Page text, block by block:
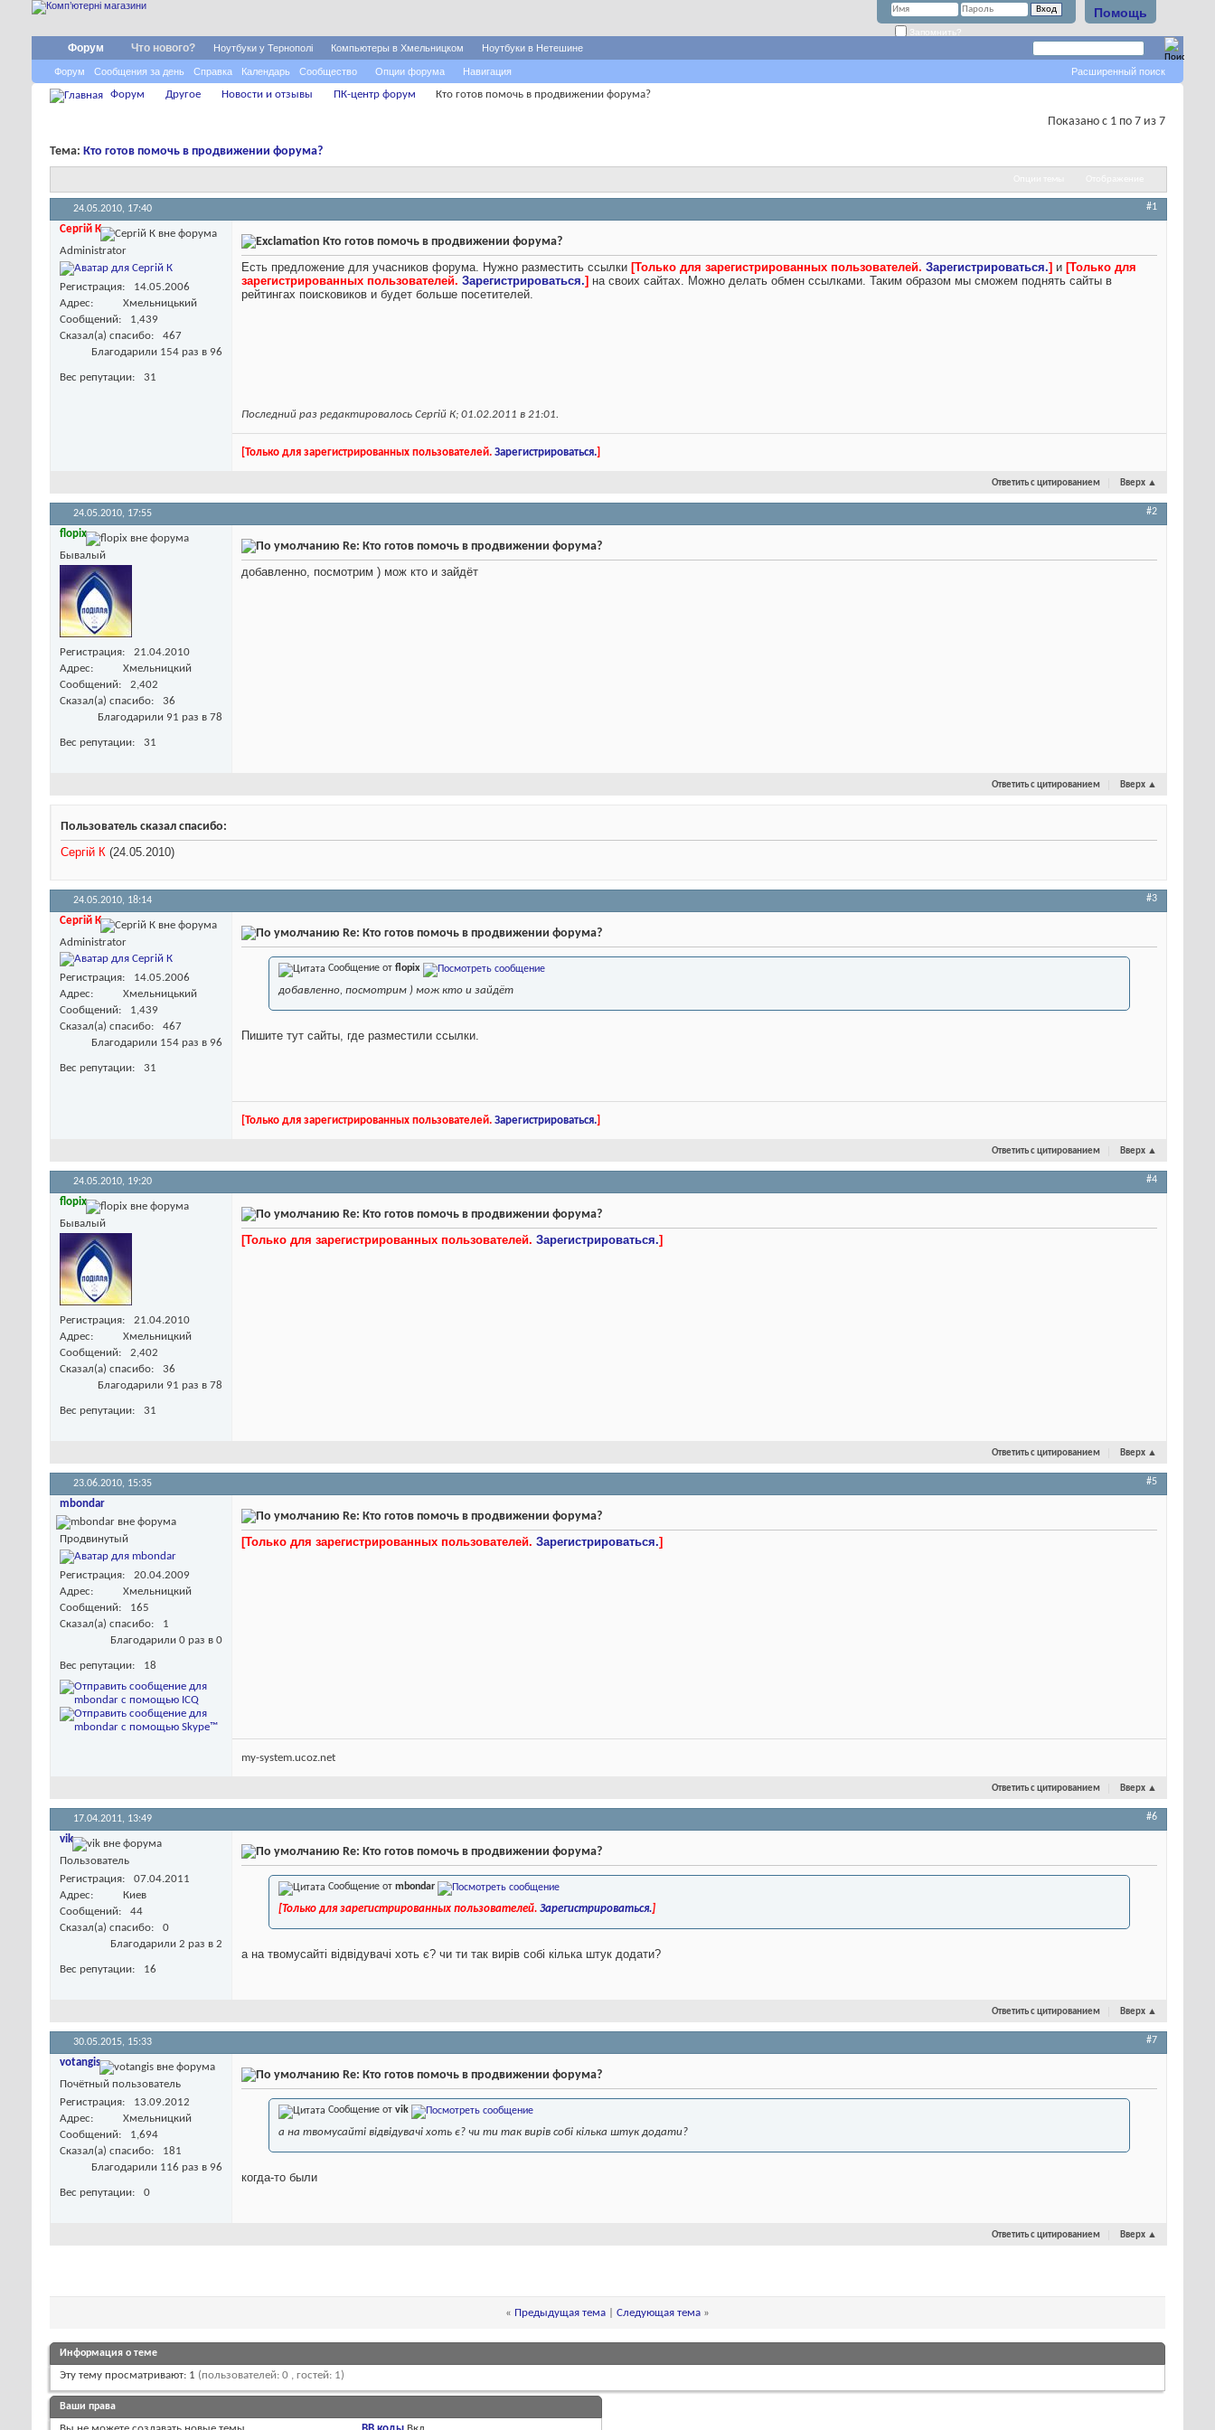
Помощь
Запомнить?
Форум
Форум Сообщения за день Справка Календарь Сообщество Опции форума Навигация
Что нового? Ноутбуки у Тернополі Компьютеры в Хмельницком Ноутбуки в Нетешине
Расширенный поиск
Форум Другое Новости и отзывы ПК-центр форум Кто готов помочь в продвижении форума?
Показано с 1 по 7 из 7
Тема: Кто готов помочь в продвижении форума?
24.05.2010, 17:40 #1
Сергій К
Administrator
Регистрация
14.05.2006
Адрес
Хмельницький
Сообщений
1,439
Сказал(а) спасибо
467
Благодарили 154 раз в 96
Вес репутации 31
Кто готов помочь в продвижении форума?
Есть предложение для учасников форума. Нужно разместить ссылки [Только для зарегистрированных пользователей. Зарегистрироваться.] и [Только для
зарегистрированных пользователей. Зарегистрироваться.] на своих сайтах. Можно делать обмен ссылками. Таким образом мы сможем поднять сайты в
рейтингах поисковиков и будет больше посетителей.
Последний раз редактировалось Сергій К; 01.02.2011 в 21:01.
[Только для зарегистрированных пользователей. Зарегистрироваться.]
Ответить с цитированием Вверх ▲
24.05.2010, 17:55 #2
flopix
Бывалый
Регистрация
21.04.2010
Адрес
Хмельницкий
Сообщений
2,402
Сказал(а) спасибо
36
Благодарили 91 раз в 78
Вес репутации 31
Re: Кто готов помочь в продвижении форума?
добавленно, посмотрим ) мож кто и зайдёт
Ответить с цитированием Вверх ▲
Пользователь сказал cпасибо:
Сергій К (24.05.2010)
24.05.2010, 18:14 #3
Сергій К
Administrator
Регистрация
14.05.2006
Адрес
Хмельницький
Сообщений
1,439
Сказал(а) спасибо
467
Благодарили 154 раз в 96
Вес репутации 31
Re: Кто готов помочь в продвижении форума?
Сообщение от flopix
добавленно, посмотрим ) мож кто и зайдёт
Пишите тут сайты, где разместили ссылки.
[Только для зарегистрированных пользователей. Зарегистрироваться.]
Ответить с цитированием Вверх ▲
24.05.2010, 19:20 #4
flopix
Бывалый
Регистрация
21.04.2010
Адрес
Хмельницкий
Сообщений
2,402
Сказал(а) спасибо
36
Благодарили 91 раз в 78
Вес репутации 31
Re: Кто готов помочь в продвижении форума?
[Только для зарегистрированных пользователей. Зарегистрироваться.]
Ответить с цитированием Вверх ▲
23.06.2010, 15:35 #5
mbondar
Продвинутый
Регистрация
20.04.2009
Адрес
Хмельницкий
Сообщений
165
Сказал(а) спасибо
1
Благодарили 0 раз в 0
Вес репутации 18
Re: Кто готов помочь в продвижении форума?
[Только для зарегистрированных пользователей. Зарегистрироваться.]
my-sуstеm.ucoz.nеt
Ответить с цитированием Вверх ▲
17.04.2011, 13:49 #6
vik
Пользователь
Регистрация
07.04.2011
Адрес
Киев
Сообщений
44
Сказал(а) спасибо
0
Благодарили 2 раз в 2
Вес репутации 16
Re: Кто готов помочь в продвижении форума?
Сообщение от mbondar
[Только для зарегистрированных пользователей. Зарегистрироваться.]
а на твомусайті відвідувачі хоть є? чи ти так вирів собі кілька штук додати?
Ответить с цитированием Вверх ▲
30.05.2015, 15:33 #7
votangis
Почётный пользователь
Регистрация
13.09.2012
Адрес
Хмельницкий
Сообщений
1,694
Сказал(а) спасибо
181
Благодарили 116 раз в 96
Вес репутации 0
Re: Кто готов помочь в продвижении форума?
Сообщение от vik
а на твомусайті відвідувачі хоть є? чи ти так вирів собі кілька штук додати?
когда-то были
Ответить с цитированием Вверх ▲
« Предыдущая тема Следующая тема »
Информация о теме
Эту тему просматривают: 1 (пользователей: 0 , гостей: 1)
Ваши права